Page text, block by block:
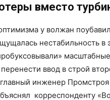
вместо
у волжан
нестабильность в
ввод в строй
инженер
корреспонденту